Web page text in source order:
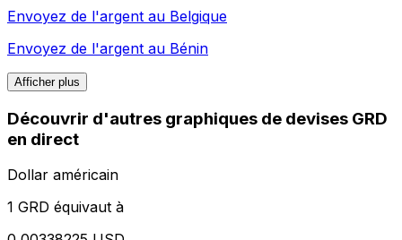
Envoyez de l'argent au Belgique
Envoyez de l'argent au Bénin
Afficher plus
Découvrir d'autres graphiques de devises GRD
en direct
Dollar américain
1 GRD équivaut à